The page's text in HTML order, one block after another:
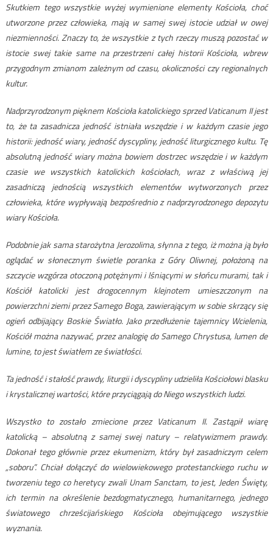
Skutkiem tego wszystkie wyżej wymienione elementy Kościoła, choć
utworzone przez człowieka, mają w samej swej istocie udział w owej
niezmienności. Znaczy to, że wszystkie z tych rzeczy muszą pozostać w
istocie swej takie same na przestrzeni całej historii Kościoła, wbrew
przygodnym zmianom zależnym od czasu, okoliczności czy regionalnych
kultur.
Nadprzyrodzonym pięknem Kościoła katolickiego sprzed Vaticanum II jest
to, że ta zasadnicza jedność istniała wszędzie i w każdym czasie jego
historii: jedność wiary, jedność dyscypliny, jedność liturgicznego kultu. Tę
absolutną jedność wiary można bowiem dostrzec wszędzie i w każdym
czasie we wszystkich katolickich kościołach, wraz z właściwą jej
zasadniczą jednością wszystkich elementów wytworzonych przez
człowieka, które wypływają bezpośrednio z nadprzyrodzonego depozytu
wiary Kościoła.
Podobnie jak sama starożytna Jerozolima, słynna z tego, iż można ją było
oglądać w słonecznym świetle poranka z Góry Oliwnej, położoną na
szczycie wzgórza otoczoną potężnymi i lśniącymi w słońcu murami, tak i
Kościół katolicki jest drogocennym klejnotem umieszczonym na
powierzchni ziemi przez Samego Boga, zawierającym w sobie skrzący się
ogień odbijający Boskie Światło. Jako przedłużenie tajemnicy Wcielenia,
Kościół można nazywać, przez analogię do Samego Chrystusa, lumen de
lumine, to jest światłem ze światłości.
Ta jedność i stałość prawdy, liturgii i dyscypliny udzieliła Kościołowi blasku
i krystalicznej wartości, które przyciągają do Niego wszystkich ludzi.
Wszystko to zostało zmiecione przez Vaticanum II. Zastąpił wiarę
katolicką – absolutną z samej swej natury – relatywizmem prawdy.
Dokonał tego głównie przez ekumenizm, który był zasadniczym celem
„soboru”. Chciał dołączyć do wielowiekowego protestanckiego ruchu w
tworzeniu tego co heretycy zwali Unam Sanctam, to jest, Jeden Święty,
ich termin na określenie bezdogmatycznego, humanitarnego, jednego
światowego chrześcijańskiego Kościoła obejmującego wszystkie
wyznania.